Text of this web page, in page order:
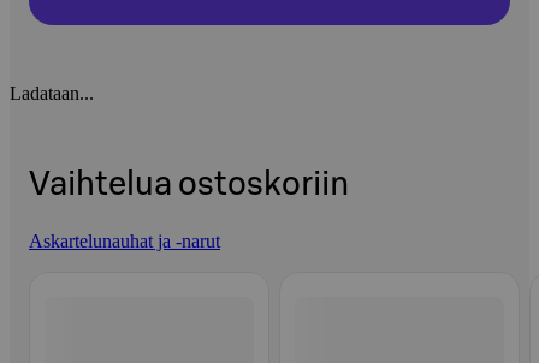
Ladataan...
Vaihtelua ostoskoriin
Askartelunauhat ja -narut